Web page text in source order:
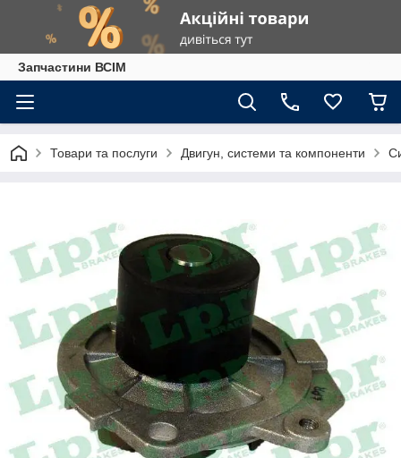
Запчастини ВСІМ
Товари та послуги Двигун, системи та компоненти